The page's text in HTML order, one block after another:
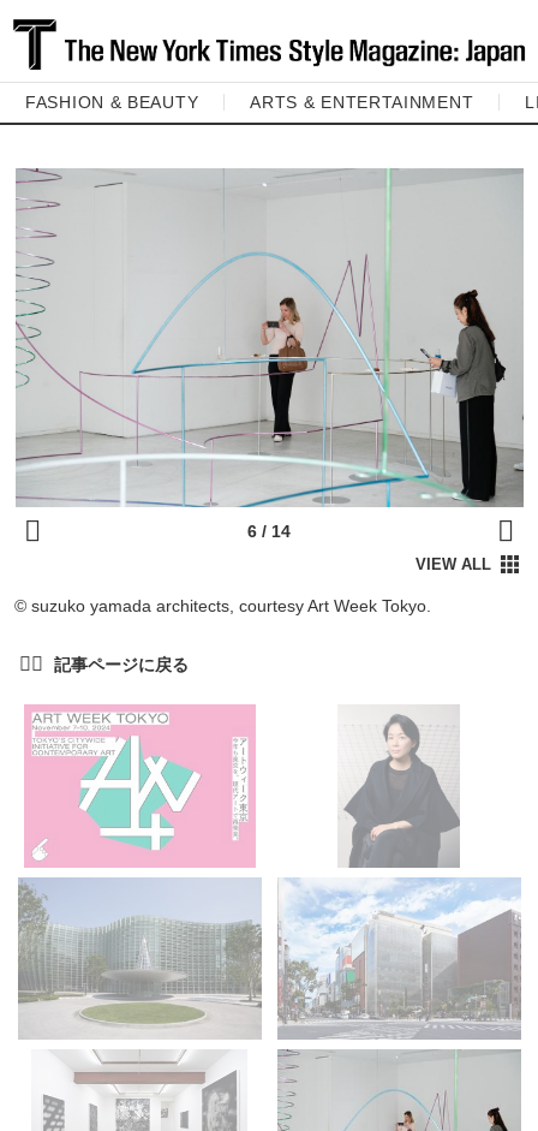
FASHION & BEAUTY ARTS & ENTERTAINMENT
© suzuko yamada architects, courtesy Art Week Tokyo.